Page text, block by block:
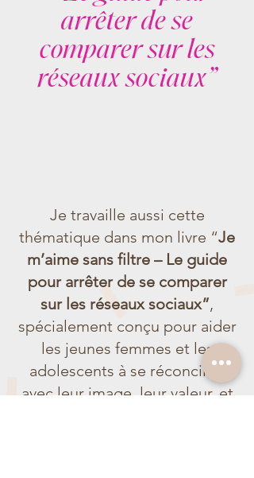
arrêter de se
comparer sur les
réseaux sociaux”
Je travaille aussi cette
thématique dans mon livre “Je
m’aime sans filtre – Le guide
pour arrêter de se comparer
sur les réseaux sociaux”,
spécialement conçu pour aider
les jeunes femmes et les
adolescents à se réconcilier
avec leur image, leur valeur, et